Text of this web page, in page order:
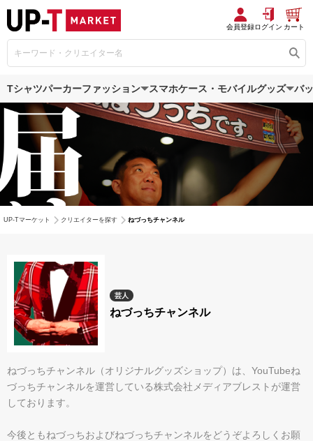
会員登録ログイン カート
Tシャツパーカーファッション スマホケース・モバイルグッズ バ
UP-Tマーケット クリエイターを探す ねづっちチャンネル
芸人
ねづっちチャンネル
ねづっちチャンネル（オリジナルグッズショップ）は、YouTubeね
づっちチャンネルを運営している株式会社メディアブレストが運営
しております。
今後ともねづっちおよびねづっちチャンネルをどうぞよろしくお願